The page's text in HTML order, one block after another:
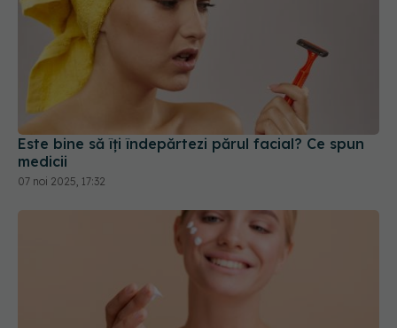
Este bine să îți îndepărtezi părul facial? Ce spun
medicii
07 noi 2025, 17:32